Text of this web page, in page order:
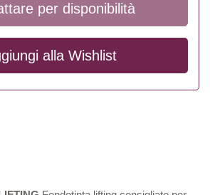
per disponibilità
alla Wishlist